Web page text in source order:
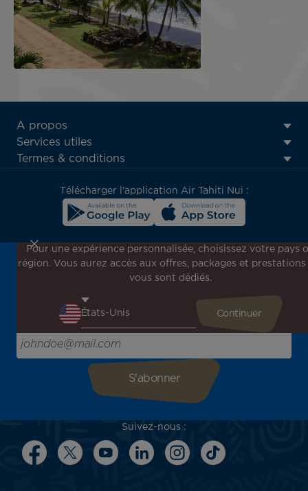
ATN:
Footer
menu
A propos
Services utiles
Termes & conditions
Télécharger l'application Air Tahiti Nui :
Inscrivez-vous à notre newsletter !
Recevez en avant-première toutes nos offres spéciales et
l'inspiration pour votre prochain voyage !
Saisissez votre adresse e-mail ici
Suivez-nous :
Pour une expérience personnalisée, choisissez votre pays
région. Vous aurez accès aux offres, packages et prestations
vous sont dédiés.